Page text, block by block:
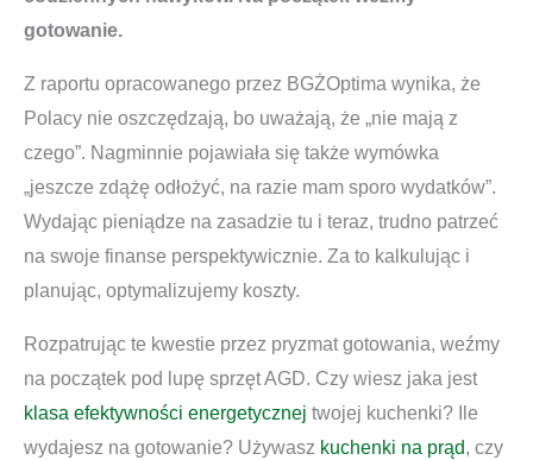
gotowanie.
Z raportu opracowanego przez BGŻOptima wynika, że
Polacy nie oszczędzają, bo uważają, że „nie mają z
czego”. Nagminnie pojawiała się także wymówka
„jeszcze zdążę odłożyć, na razie mam sporo wydatków”.
Wydając pieniądze na zasadzie tu i teraz, trudno patrzeć
na swoje finanse perspektywicznie. Za to kalkulując i
planując, optymalizujemy koszty.
Rozpatrując te kwestie przez pryzmat gotowania, weźmy
na początek pod lupę sprzęt AGD. Czy wiesz jaka jest
klasa efektywności energetycznej twojej kuchenki? Ile
wydajesz na gotowanie? Używasz kuchenki na prąd, czy